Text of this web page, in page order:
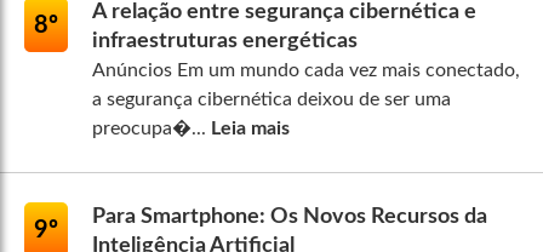
8º
A relação entre segurança cibernética e
infraestruturas energéticas
Anúncios Em um mundo cada vez mais conectado,
a segurança cibernética deixou de ser uma
preocupa�... Leia mais
9º
Para Smartphone: Os Novos Recursos da
Inteligência Artificial